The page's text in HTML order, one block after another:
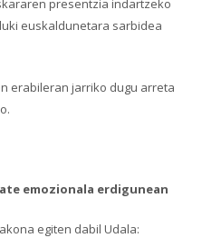
presentzia indartzeko
euskaldunetara sarbidea
erabileran jarriko dugu arreta
emozionala erdigunean
egiten dabil Udala: